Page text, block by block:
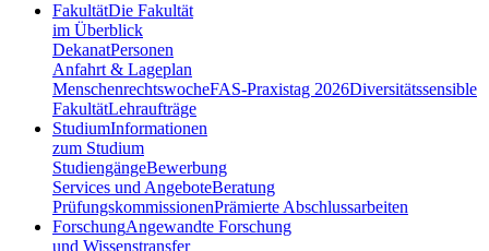
FakultätDie Fakultät
im Überblick
DekanatPersonen
Anfahrt & Lageplan
MenschenrechtswocheFAS-Praxistag 2026Diversitätssensible
FakultätLehraufträge
StudiumInformationen
zum Studium
StudiengängeBewerbung
Services und AngeboteBeratung
PrüfungskommissionenPrämierte Abschlussarbeiten
ForschungAngewandte Forschung
und Wissenstransfer